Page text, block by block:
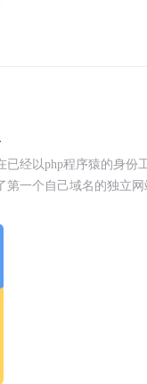
经以php程序猿的身
第一个自己域名的独立